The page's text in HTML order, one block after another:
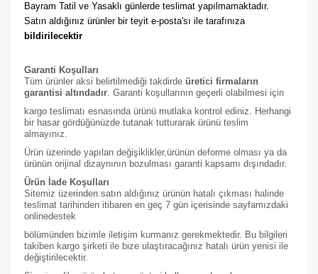
Bayram Tatil ve Yasaklı günlerde teslimat yapılmamaktadır.
bildirilecektir
Garanti Koşulları
Tüm ürünler aksi belirtilmediği takdirde üretici firmaların
garantisi altındadır . Garanti koşullarının geçerli olabilmesi için
kargo teslimatı esnasında ürünü mutlaka kontrol ediniz. Herhangi
bir hasar gördüğünüzde tutanak tutturarak ürünü teslim
almayınız.
Ürün üzerinde yapılan değişiklikler,ürünün deforme olması ya da
ürünün orijinal dizaynının bozulması garanti kapsamı dışındadır.
Ürün İade Koşulları
Sitemiz üzerinden satın aldığınız ürünün hatalı çıkması halinde
teslimat tarihinden itibaren en geç 7 gün içerisinde sayfamızdaki
onlinedestek
bölümünden bizimle iletişim kurmanız gerekmektedir. Bu bilgileri
takiben kargo şirketi ile bize ulaştıracağınız hatalı ürün yenisi ile
değiştirilecektir.